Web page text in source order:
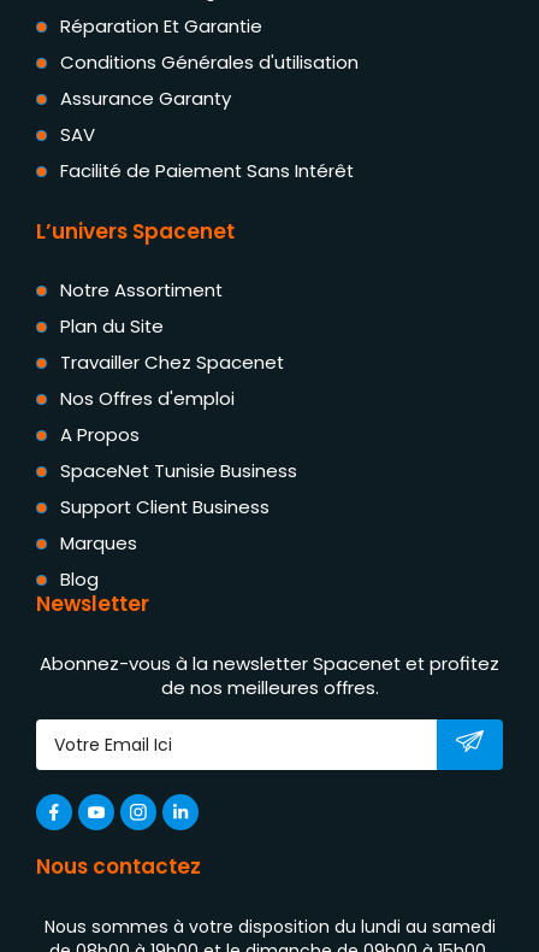
Réparation Et Garantie
Conditions Générales d'utilisation
Assurance Garanty
SAV
Facilité de Paiement Sans Intérêt
L’univers Spacenet
Notre Assortiment
Plan du Site
Travailler Chez Spacenet
Nos Offres d'emploi
A Propos
SpaceNet Tunisie Business
Support Client Business
Marques
Blog
Newsletter
Abonnez-vous à la newsletter Spacenet et profitez
de nos meilleures offres.
Nous contactez
Nous sommes à votre disposition du lundi au samedi